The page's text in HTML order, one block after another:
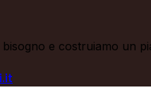
e costruiamo un